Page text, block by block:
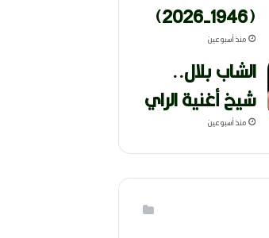
(1946-2026)
منذ أسبوعين
الشاب بلال..
شيخ أغنية الراي
منذ أسبوعين